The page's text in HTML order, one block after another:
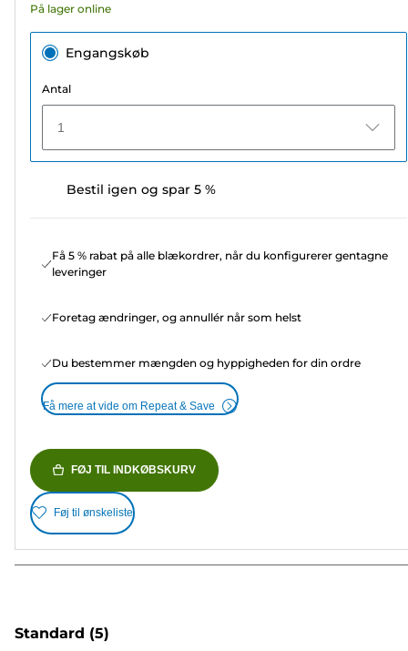
anmeldelser
På lager online
Engangskøb
Antal
1
Bestil igen og spar 5 %
Få 5 % rabat på alle blækordrer, når du konfigurerer gentagne
leveringer
Foretag ændringer, og annullér når som helst
Du bestemmer mængden og hyppigheden for din ordre
Få mere at vide om Repeat & Save
FØJ TIL INDKØBSKURV
Føj til ønskeliste
Standard (5)